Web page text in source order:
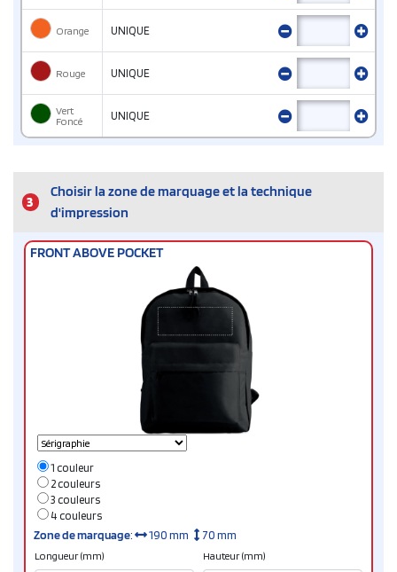
Orange UNIQUE
Rouge UNIQUE
Vert
Foncé
UNIQUE
3
Choisir la zone de marquage et la technique
d'impression
FRONT ABOVE POCKET
1 couleur
2 couleurs
3 couleurs
4 couleurs
Zone de marquage: 190 mm 70 mm
Longueur (mm) Hauteur (mm)